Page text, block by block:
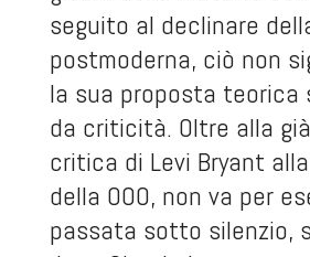
seguito al declinare
postmoderna, ciò non
la sua proposta teorica
da criticità. Oltre alla
critica di Levi Bryant
della OOO, non va per
passata sotto silenzio,